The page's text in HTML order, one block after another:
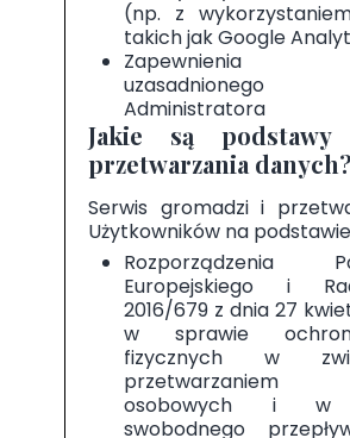
(np. z
takich jak Google
Zapewnienia
uzasadnionego
Administratora
Jakie są podstawy
przetwarzania danych?
Serwis gromadzi i
Użytkowników na
Rozporządzenia
Europejskiego i
2016/679 z dnia 27
w sprawie
fizycznych w
przetwarzaniem
osobowych i w
swobodnego